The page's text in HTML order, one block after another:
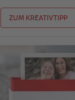
ZUM KREATIVTIPP